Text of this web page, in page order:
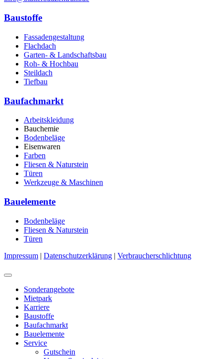
Baustoffe
Fassadengestaltung
Flachdach
Garten- & Landschaftsbau
Roh- & Hochbau
Steildach
Tiefbau
Baufachmarkt
Arbeitskleidung
Bauchemie
Bodenbeläge
Eisenwaren
Farben
Fliesen & Naturstein
Türen
Werkzeuge & Maschinen
Bauelemente
Bodenbeläge
Fliesen & Naturstein
Türen
Impressum | Datenschutzerklärung | Verbraucherschlichtung
Sonderangebote
Mietpark
Karriere
Baustoffe
Baufachmarkt
Bauelemente
Service
Gutschein